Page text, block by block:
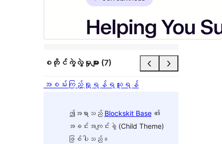
စတိုင်ကွဲလွဲမှုများ (7)
အစမ်းကြည့်ရှုရန် ရယူရန်
ဤအရာသည် Blockskit Base၏
အခင်းအကျင်းခွဲ (Child Theme)
ဖြစ်ပါသည်။